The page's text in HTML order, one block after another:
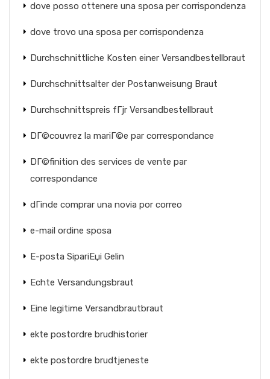
dove posso ottenere una sposa per corrispondenza
dove trovo una sposa per corrispondenza
Durchschnittliche Kosten einer Versandbestellbraut
Durchschnittsalter der Postanweisung Braut
Durchschnittspreis fГјr Versandbestellbraut
DГ©couvrez la mariГ©e par correspondance
DГ©finition des services de vente par
correspondance
dГіnde comprar una novia por correo
e-mail ordine sposa
E-posta SipariЕџi Gelin
Echte Versandungsbraut
Eine legitime Versandbrautbraut
ekte postordre brudhistorier
ekte postordre brudtjeneste